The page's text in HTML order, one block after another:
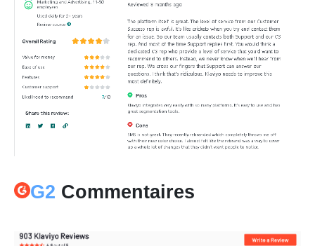
G2 Commentaires